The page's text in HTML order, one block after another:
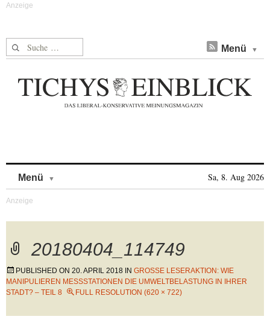
Suche nach: Menü
Menü Sa, 8. Aug 2026
20180404_114749
PUBLISHED ON 20. APRIL 2018 IN GROSSE LESERAKTION: WIE M
ANIPULIEREN MESSSTATIONEN DIE UMWELTBELASTUNG IN IHRER S
TADT? – TEIL 8
FULL RESOLUTION (620 × 722)